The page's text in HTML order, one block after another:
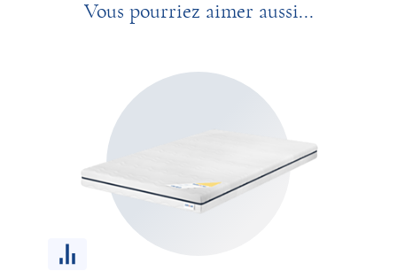
Vous pourriez aimer aussi...